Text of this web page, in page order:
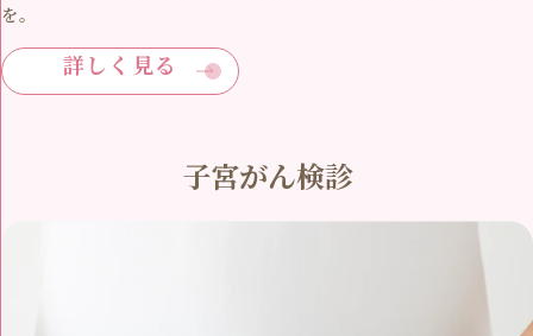
を。
詳しく見る
子宮がん検診